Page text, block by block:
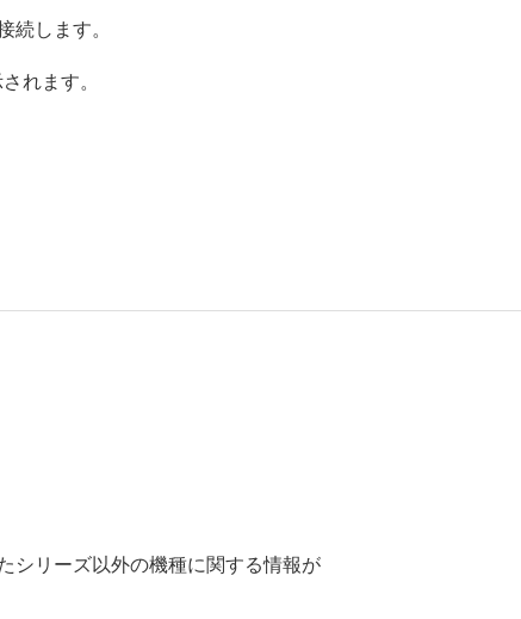
します。
れます。
シリーズ以外の機種に関する情報が